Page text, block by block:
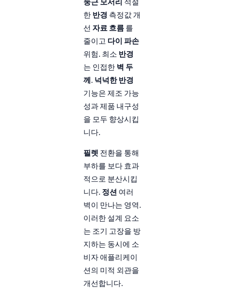
둥근 모서리 적절
한 반경 측정값 개
선 자료 흐름 를
줄이고 다이 파손
위험. 최소 반경
는 인접한 벽 두
께. 넉넉한 반경
기능은 제조 가능
성과 제품 내구성
을 모두 향상시킵
니다.
필렛 전환을 통해
부하를 보다 효과
적으로 분산시킵
니다. 정션 여러
벽이 만나는 영역.
이러한 설계 요소
는 조기 고장을 방
지하는 동시에 소
비자 애플리케이
션의 미적 외관을
개선합니다.